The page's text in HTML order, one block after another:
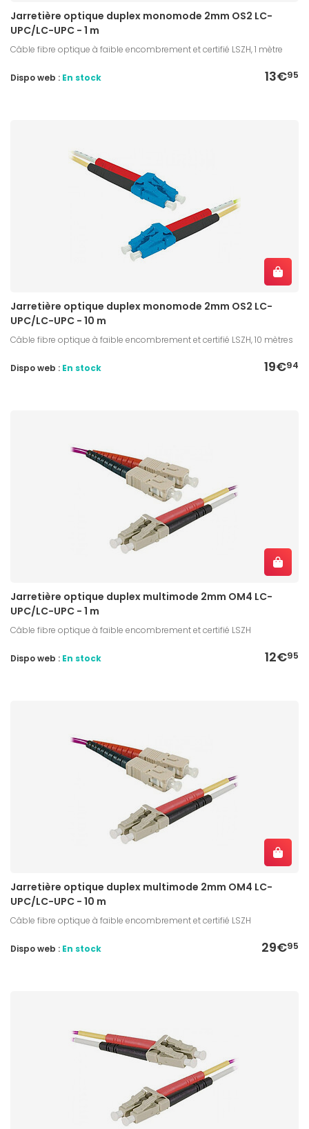
Jarretière optique duplex monomode 2mm OS2 LC-
UPC/LC-UPC - 1 m
Câble fibre optique à faible encombrement et certifié LSZH, 1 mètre
13€95
Dispo web : En stock
Jarretière optique duplex monomode 2mm OS2 LC-
UPC/LC-UPC - 10 m
Câble fibre optique à faible encombrement et certifié LSZH, 10 mètres
19€94
Dispo web : En stock
Jarretière optique duplex multimode 2mm OM4 LC-
UPC/LC-UPC - 1 m
Câble fibre optique à faible encombrement et certifié LSZH
12€95
Dispo web : En stock
Jarretière optique duplex multimode 2mm OM4 LC-
UPC/LC-UPC - 10 m
Câble fibre optique à faible encombrement et certifié LSZH
29€95
Dispo web : En stock